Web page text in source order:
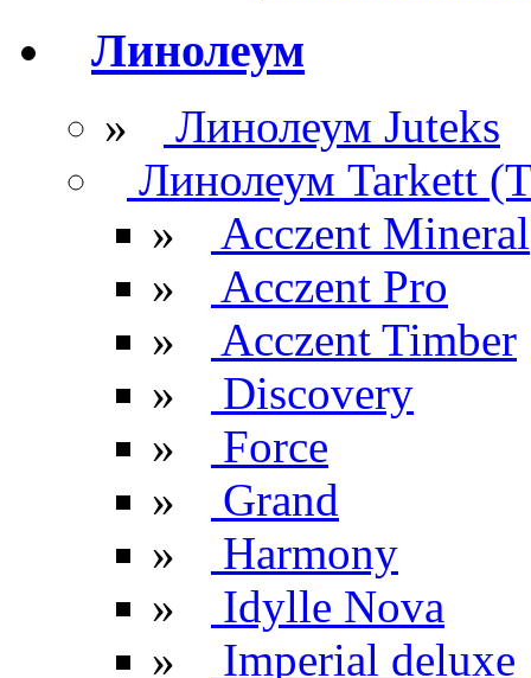
Линолеум
»
Линолеум Juteks
Линолеум Tarkett
»
Acczent Mineral
»
Acczent Pro
»
Acczent Timber
»
Discovery
»
Force
»
Grand
»
Harmony
»
Idylle Nova
»
Imperial deluxe